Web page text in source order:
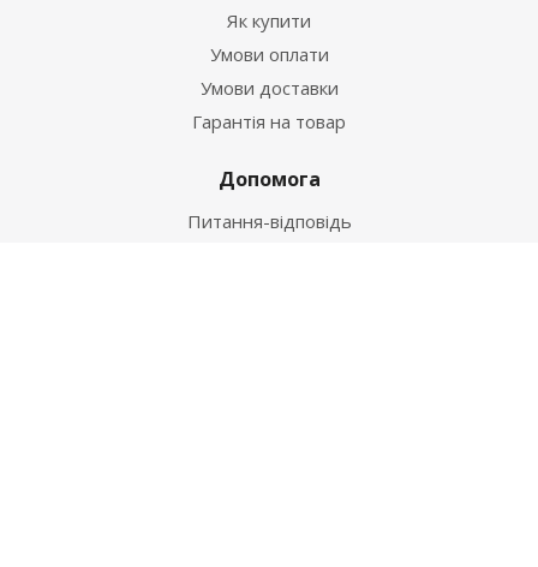
Як купити
Умови оплати
Умови доставки
Гарантія на товар
Допомога
Питання-відповідь